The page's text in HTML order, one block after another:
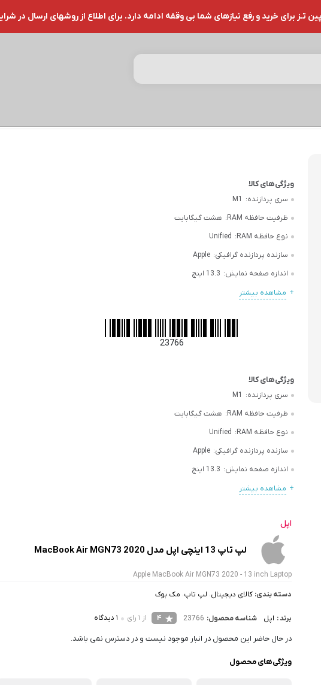
برای خرید و رفع نیازهای شما بی وقفه ادامه دارد. برای اطلاع از روشهای ارسال در
سری پردازنده: M1
ظرفیت حافظه RAM:
هشت گیگابایت
نوع حافظه RAM:
Unified
سازنده پردازنده گرافیکی: Apple
اندازه صفحه نمایش: 13.3 اینچ
مشاهده بیشتر
23766
سری پردازنده: M1
ظرفیت حافظه RAM:
هشت گیگابایت
نوع حافظه RAM:
Unified
سازنده پردازنده گرافیکی: Apple
اندازه صفحه نمایش: 13.3 اینچ
مشاهده بیشتر
اپل
لپ تاپ 13 اینچی اپل مدل MacBook Air MGN73 2020
Apple MacBook Air MGN73 2020 - 13 inch Laptop
دسته بندی: کالای دیجیتال، لپ تاپ، مک بوک
برند : اپل شناسه محصول: 23766
4 از 1 رای 1 دیدگاه
در حال حاضر این محصول در انبار موجود نیست و در دسترس نمی باشد.
ویژگی‌های محصول